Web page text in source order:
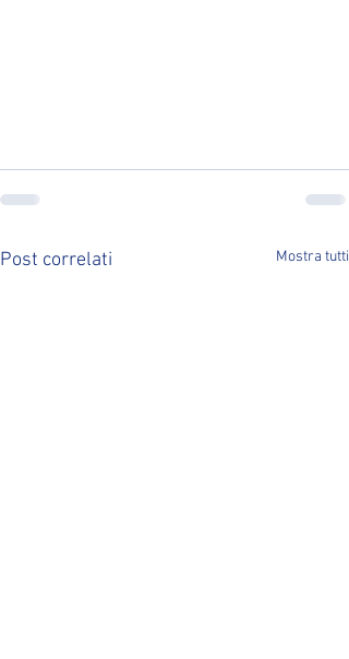
Post correlati Mostra tutti